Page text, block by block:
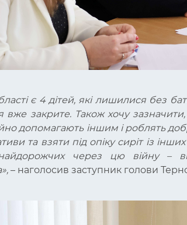
є 4 дітей, які лишилися без
вже закрите. Також хочу
допомагають іншим і роблять
та взяти під опіку сиріт із
через цю війну –
– наголосив заступник голови